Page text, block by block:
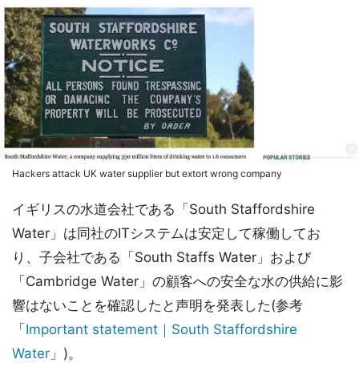
Hackers attack UK water supplier but extort wrong company
イギリスの水道会社である「South Staffordshire
Water」は同社のITシステムは安定して稼働してお
り、子会社である「South Staffs Water」および
「Cambridge Water」の顧客への安全な水の供給に影
響はないことを確認したと声明を発表した(参考
「Important statement｜South Staffordshire
Water 」)。